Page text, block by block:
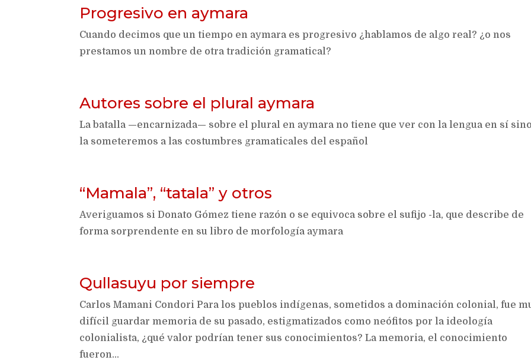
Progresivo en aymara
Cuando decimos que un tiempo en aymara es progresivo ¿hablamos de algo real? ¿o nos
prestamos un nombre de otra tradición gramatical?
Autores sobre el plural aymara
La batalla —encarnizada— sobre el plural en aymara no tiene que ver con la lengua en sí
la someteremos a las costumbres gramaticales del español
“Mamala”, “tatala” y otros
Averiguamos si Donato Gómez tiene razón o se equivoca sobre el sufijo -la, que describe de
forma sorprendente en su libro de morfología aymara
Qullasuyu por siempre
Carlos Mamani Condori Para los pueblos indígenas, sometidos a dominación colonial, fue
difícil guardar memoria de su pasado, estigmatizados como neófitos por la ideología
colonialista, ¿qué valor podrían tener sus conocimientos? La memoria, el conocimiento
fueron...